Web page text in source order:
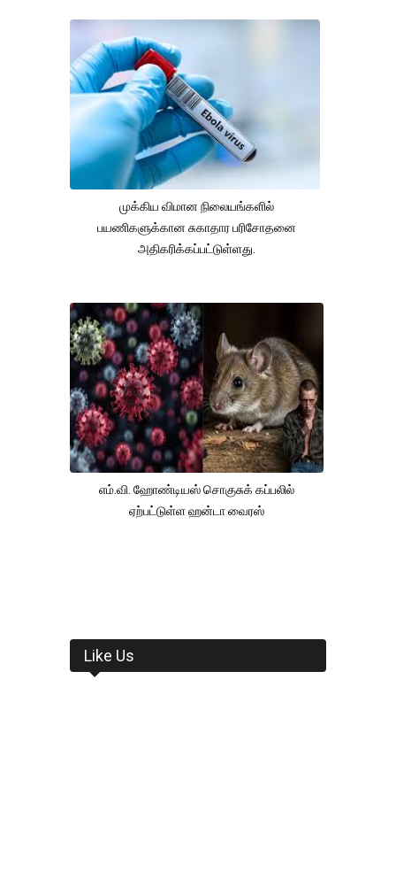
முக்கிய விமான நிலையங்களில்
பயணிகளுக்கான சுகாதார பரிசோதனை
அதிகரிக்கப்பட்டுள்ளது.
எம்.வி. ஹோண்டியஸ் சொகுசுக் கப்பலில்
ஏற்பட்டுள்ள ஹன்டா வைரஸ்
Like Us